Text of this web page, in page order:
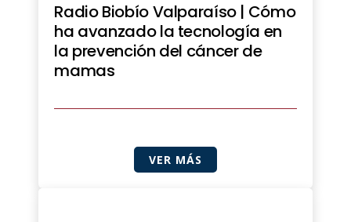
Radio Biobío Valparaíso | Cómo
ha avanzado la tecnología en
la prevención del cáncer de
mamas
VER MÁS